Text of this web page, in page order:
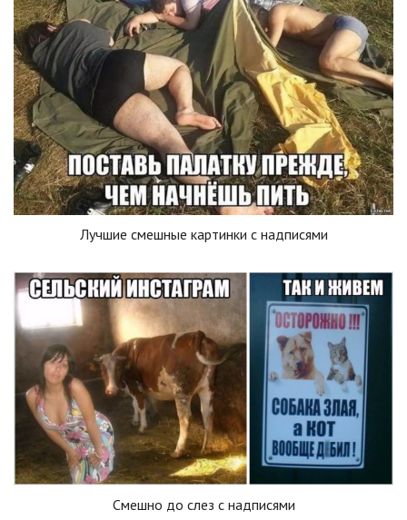
Лучшие смешные картинки с надписями
Смешно до слез с надписями